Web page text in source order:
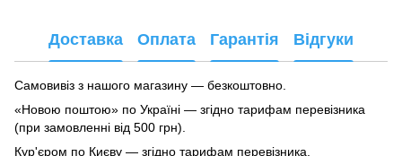
Доставка Оплата Гарантія Відгуки
Самовивіз з нашого магазину — безкоштовно.
«Новою поштою» по Україні — згідно тарифам перевізника
(при замовленні від 500 грн).
Кур'єром по Києву — згідно тарифам перевізника.